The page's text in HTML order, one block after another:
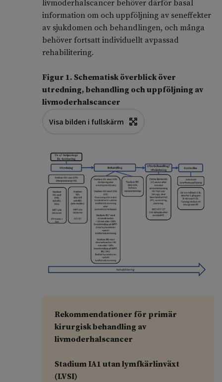
livmoderhalscancer behöver därför basal
information om och uppföljning av seneffekter
av sjukdomen och behandlingen, och många
behöver fortsatt individuellt avpassad
rehabilitering.
Figur 1. Schematisk överblick över
utredning, behandling och uppföljning av
livmoderhalscancer
Visa bilden i fullskärm
Rekommendationer för primär
kirurgisk behandling av
livmoderhalscancer
Stadium IA1 utan lymfkärlinväxt
(LVSI)